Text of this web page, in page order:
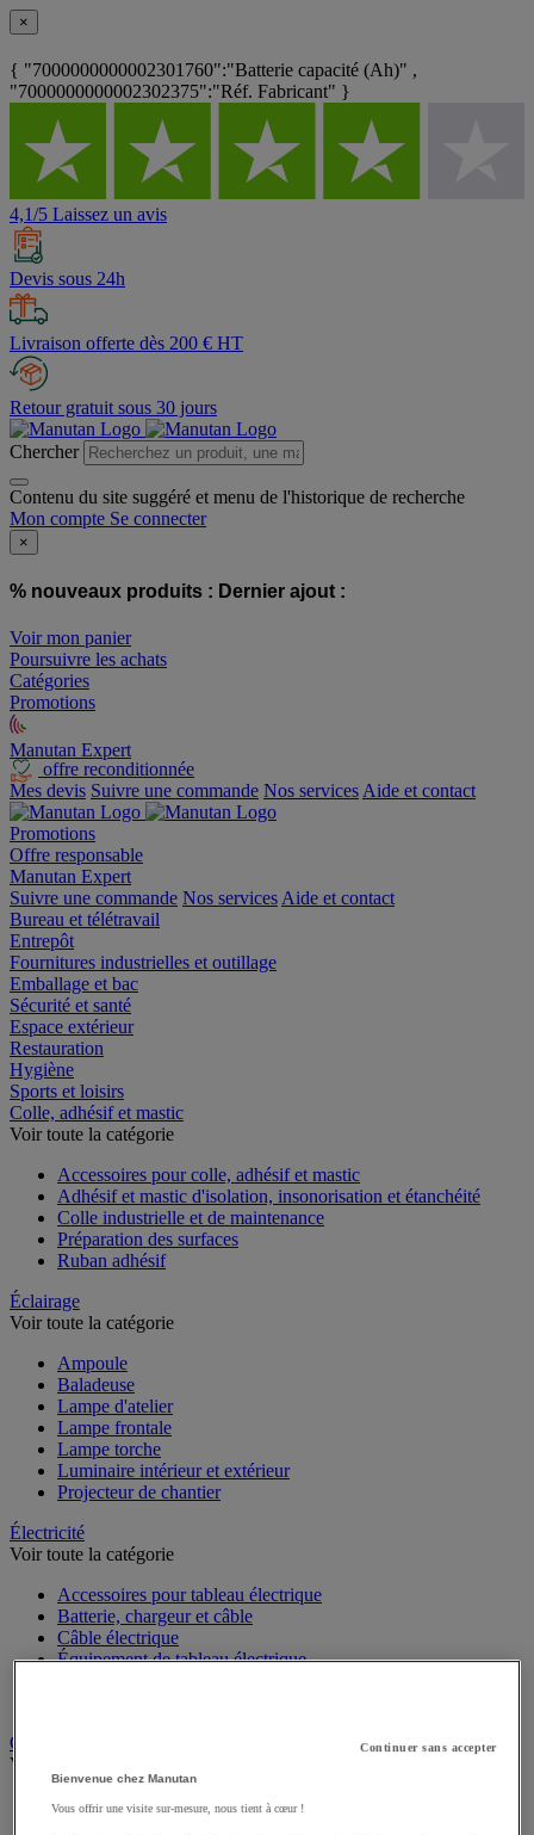
×
{ "7000000000002301760":"Batterie capacité (Ah)" ,
"7000000000002302375":"Réf. Fabricant" }
4,1/5 Laissez un avis
Devis sous 24h
Livraison offerte dès 200 € HT
Retour gratuit sous 30 jours
Chercher
Contenu du site suggéré et menu de l'historique de recherche
Mon compte Se connecter
×
% nouveaux produits : Dernier ajout :
Voir mon panier
Poursuivre les achats
Catégories
Promotions
Manutan Expert
offre reconditionnée
Mes devis Suivre une commande Nos services Aide et contact
Promotions
Offre responsable
Manutan Expert
Suivre une commande Nos services Aide et contact
Bureau et télétravail
Entrepôt
Fournitures industrielles et outillage
Emballage et bac
Sécurité et santé
Espace extérieur
Restauration
Hygiène
Sports et loisirs
Colle, adhésif et mastic
Voir toute la catégorie
Accessoires pour colle, adhésif et mastic
Adhésif et mastic d'isolation, insonorisation et étanchéité
Colle industrielle et de maintenance
Préparation des surfaces
Ruban adhésif
Éclairage
Voir toute la catégorie
Ampoule
Baladeuse
Lampe d'atelier
Lampe frontale
Lampe torche
Luminaire intérieur et extérieur
Projecteur de chantier
Électricité
Voir toute la catégorie
Accessoires pour tableau électrique
Batterie, chargeur et câble
Câble électrique
Équipement de tableau électrique
Graissage et lubrifiant
Voir toute la catégorie
Anti-adhérent
Continuer sans accepter
Bienvenue chez Manutan
Vous offrir une visite sur-mesure, nous tient à cœur !